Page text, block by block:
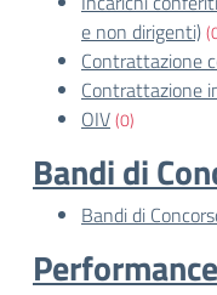
e non dirigenti)
Contrattazione
Contrattazione
OIV(0)
Bandi di
Bandi di
Performance